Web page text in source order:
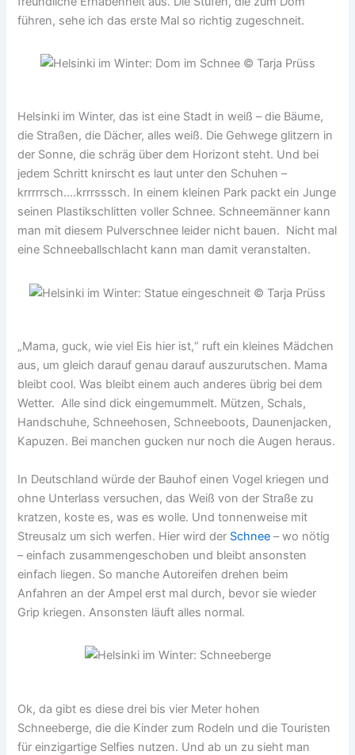
führen, sehe ich das erste Mal so richtig zugeschneit.
Helsinki im Winter, das ist eine Stadt in weiß – die Bäume,
die Straßen, die Dächer, alles weiß. Die Gehwege glitzern in
der Sonne, die schräg über dem Horizont steht. Und bei
jedem Schritt knirscht es laut unter den Schuhen –
krrrrrsch….krrrsssch. In einem kleinen Park packt ein Junge
seinen Plastikschlitten voller Schnee. Schneemänner kann
man mit diesem Pulverschnee leider nicht bauen. Nicht mal
eine Schneeballschlacht kann man damit veranstalten.
„Mama, guck, wie viel Eis hier ist,“ ruft ein kleines Mädchen
aus, um gleich darauf genau darauf auszurutschen. Mama
bleibt cool. Was bleibt einem auch anderes übrig bei dem
Wetter. Alle sind dick eingemummelt. Mützen, Schals,
Handschuhe, Schneehosen, Schneeboots, Daunenjacken,
Kapuzen. Bei manchen gucken nur noch die Augen heraus.
In Deutschland würde der Bauhof einen Vogel kriegen und
ohne Unterlass versuchen, das Weiß von der Straße zu
kratzen, koste es, was es wolle. Und tonnenweise mit
Streusalz um sich werfen. Hier wird der Schnee – wo nötig
– einfach zusammengeschoben und bleibt ansonsten
einfach liegen. So manche Autoreifen drehen beim
Anfahren an der Ampel erst mal durch, bevor sie wieder
Grip kriegen. Ansonsten läuft alles normal.
Ok, da gibt es diese drei bis vier Meter hohen
Schneeberge, die die Kinder zum Rodeln und die Touristen
für einzigartige Selfies nutzen. Und ab un zu sieht man